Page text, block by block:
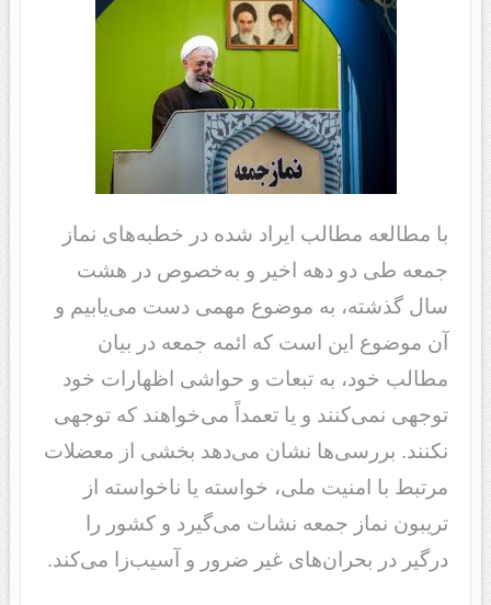
با مطالعه مطالب ایراد شده در خطبه‌های نماز
جمعه طی دو دهه اخیر و به‌خصوص در هشت
سال گذشته، به موضوع مهمی دست می‌یابیم و
آن موضوع این است که ائمه جمعه در بیان
مطالب خود، به تبعات و حواشی اظهارات خود
توجهی نمی‌کنند و یا تعمداً می‌خواهند که توجهی
نکنند. بررسی‌ها نشان می‌دهد بخشی از معضلات
مرتبط با امنیت ملی، خواسته یا ناخواسته از
تریبون نماز جمعه نشات می‌گیرد و کشور را
درگیر در بحران‌های غیر ضرور و آسیب‌زا می‌کند.